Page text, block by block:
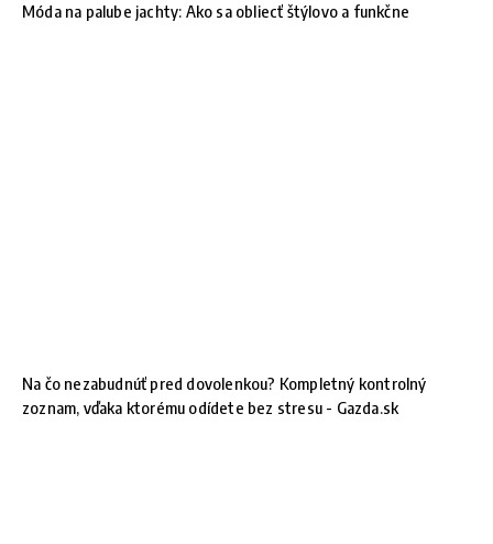
Móda na palube jachty: Ako sa obliecť štýlovo a funkčne
Na čo nezabudnúť pred dovolenkou? Kompletný kontrolný
zoznam, vďaka ktorému odídete bez stresu - Gazda.sk